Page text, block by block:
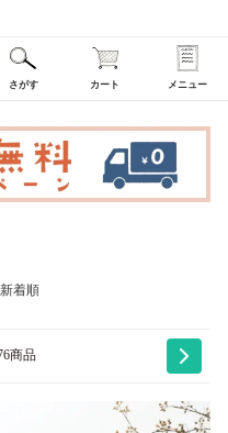
さがす カート メニュー
新着順
商品